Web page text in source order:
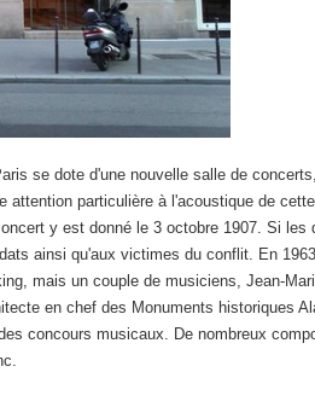
se dote d'une nouvelle salle de
particulière à l'acoustique de
y est donné le 3 octobre 1907. Si
ainsi qu'aux victimes du conflit. En
mais un couple de musiciens, Jean-
en chef des Monuments historiques
concours musicaux. De nombreux